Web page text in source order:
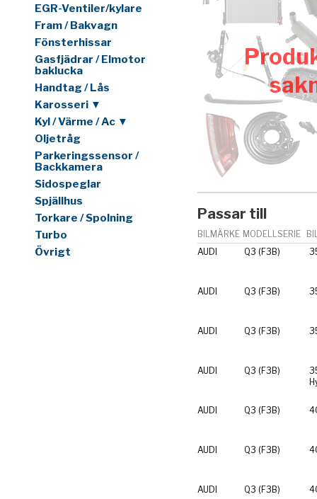
EGR-Ventiler/kylare
Fram / Bakvagn
Fönsterhissar
Gasfjädrar / Elmotor
baklucka
Handtag / Lås
Karosseri ▼
Kyl / Värme / Ac ▼
Oljetråg
Parkeringssensor /
Backkamera
Sidospeglar
Spjällhus
Torkare / Spolning
Turbo
Övrigt
Passar till
BILMÄRKE MODELLSERIE
AUDI
Q3 (F3B)
AUDI Q3 (F3B)
AUDI Q3 (F3B)
AUDI Q3 (F3B)
AUDI Q3 (F3B)
AUDI Q3 (F3B)
AUDI Q3 (F3B)